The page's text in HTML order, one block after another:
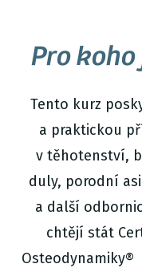
Pro
Tento kurz
a praktickou
v těhotenství,
duly, porodní
a další
chtějí stát